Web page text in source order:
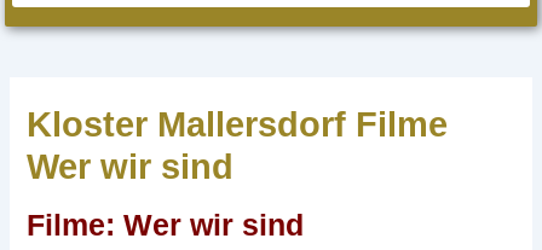
Kloster Mallersdorf Filme
Wer wir sind
Filme: Wer wir sind